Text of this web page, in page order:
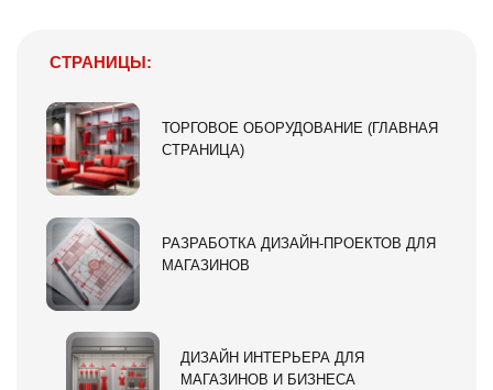
СТРАНИЦЫ:
ТОРГОВОЕ ОБОРУДОВАНИЕ (ГЛАВНАЯ
СТРАНИЦА)
РАЗРАБОТКА ДИЗАЙН-ПРОЕКТОВ ДЛЯ
МАГАЗИНОВ
ДИЗАЙН ИНТЕРЬЕРА ДЛЯ
МАГАЗИНОВ И БИЗНЕСА